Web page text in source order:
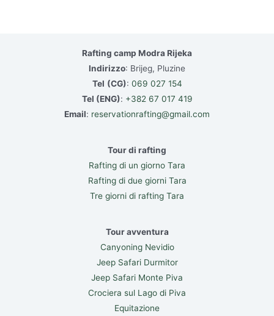
Rafting camp Modra Rijeka
Indirizzo: Brijeg, Pluzine
Tel (CG): 069 027 154
Tel (ENG): +382 67 017 419
Email: reservationrafting@gmail.com
Tour di rafting
Rafting di un giorno Tara
Rafting di due giorni Tara
Tre giorni di rafting Tara
Tour avventura
Canyoning Nevidio
Jeep Safari Durmitor
Jeep Safari Monte Piva
Crociera sul Lago di Piva
Equitazione